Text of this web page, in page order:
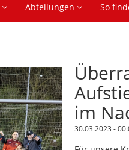
Abteilungen So
im
30.03.2023 -